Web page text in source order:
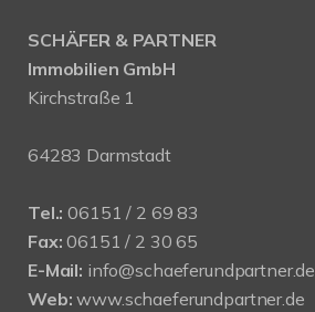
SCHÄFER & PARTNER
Immobilien GmbH
Kirchstraße 1
64283 Darmstadt
Tel.: 06151 / 2 69 83
Fax: 06151 / 2 30 65
E-Mail: info@schaeferundpartner.de
Web: www.schaeferundpartner.de